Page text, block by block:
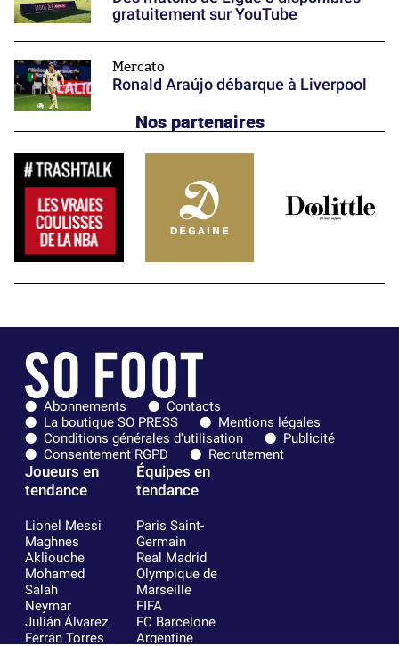
gratuitement sur YouTube
Mercato
Ronald Araújo débarque à Liverpool
Nos partenaires
Abonnements
Contacts
La boutique SO PRESS
Mentions légales
Conditions générales d'utilisation
Publicité
Consentement RGPD
Recrutement
Joueurs en
tendance
Lionel Messi
Maghnes
Akliouche
Mohamed
Salah
Neymar
Julián Álvarez
Ferrán Torres
Équipes en
tendance
Paris Saint-
Germain
Real Madrid
Olympique de
Marseille
FIFA
FC Barcelone
Argentine